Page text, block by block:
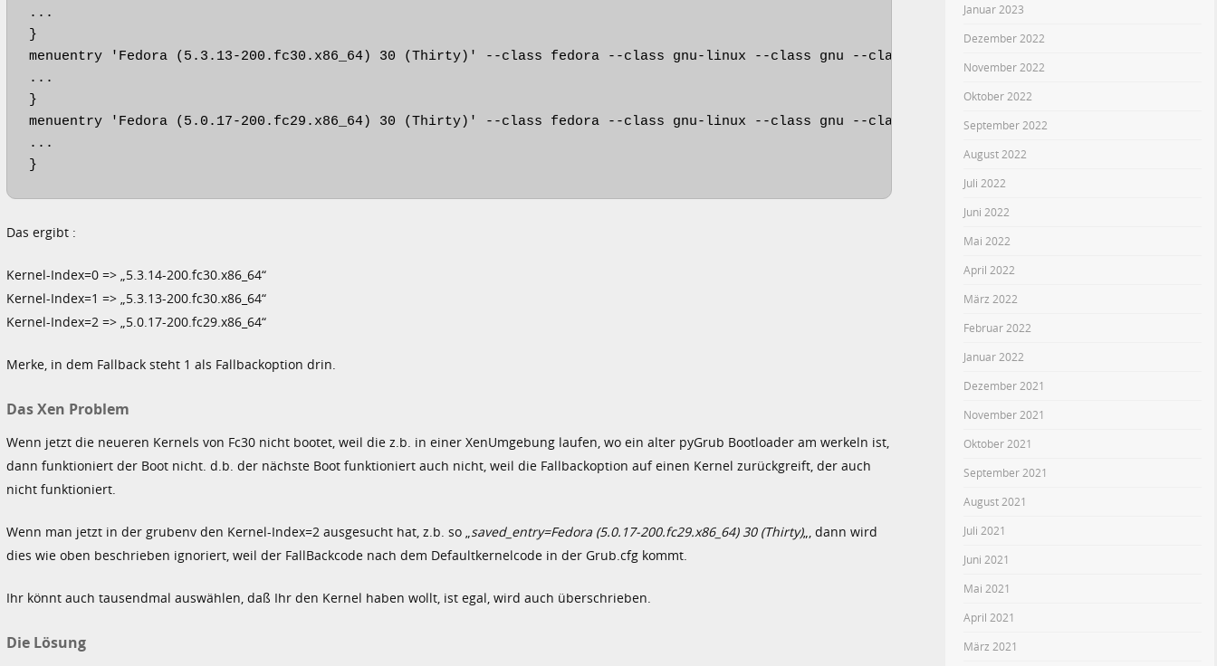
...
}
menuentry 'Fedora (5.3.13-200.fc30.x86_64) 30 (Thirty)' --class fedora --class gnu-linux --class gnu --class os --unrestricted $menuentry_id_option
...
}
menuentry 'Fedora (5.0.17-200.fc29.x86_64) 30 (Thirty)' --class fedora --class gnu-linux --class gnu --class os --unrestricted $menuentry_id_option
...
}
Das ergibt :
Kernel-Index=0 => „5.3.14-200.fc30.x86_64“
Kernel-Index=1 => „5.3.13-200.fc30.x86_64“
Kernel-Index=2 => „5.0.17-200.fc29.x86_64“
Merke, in dem Fallback steht 1 als Fallbackoption drin.
Das Xen Problem
Wenn jetzt die neueren Kernels von Fc30 nicht bootet, weil die z.b. in einer XenUmgebung laufen, wo ein alter pyGrub Bootloader am werkeln ist,
dann funktioniert der Boot nicht. d.b. der nächste Boot funktioniert auch nicht, weil die Fallbackoption auf einen Kernel zurückgreift, der auch
nicht funktioniert.
Wenn man jetzt in der grubenv den Kernel-Index=2 ausgesucht hat, z.b. so „saved_entry=Fedora (5.0.17-200.fc29.x86_64) 30 (Thirty)„, dann wird
dies wie oben beschrieben ignoriert, weil der FallBackcode nach dem Defaultkernelcode in der Grub.cfg kommt.
Ihr könnt auch tausendmal auswählen, daß Ihr den Kernel haben wollt, ist egal, wird auch überschrieben.
Die Lösung
Januar 2023
Dezember 2022
November 2022
Oktober 2022
September 2022
August 2022
Juli 2022
Juni 2022
Mai 2022
April 2022
März 2022
Februar 2022
Januar 2022
Dezember 2021
November 2021
Oktober 2021
September 2021
August 2021
Juli 2021
Juni 2021
Mai 2021
April 2021
März 2021